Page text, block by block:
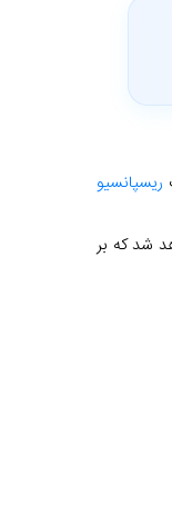
ریسپانسیو
شد که بر